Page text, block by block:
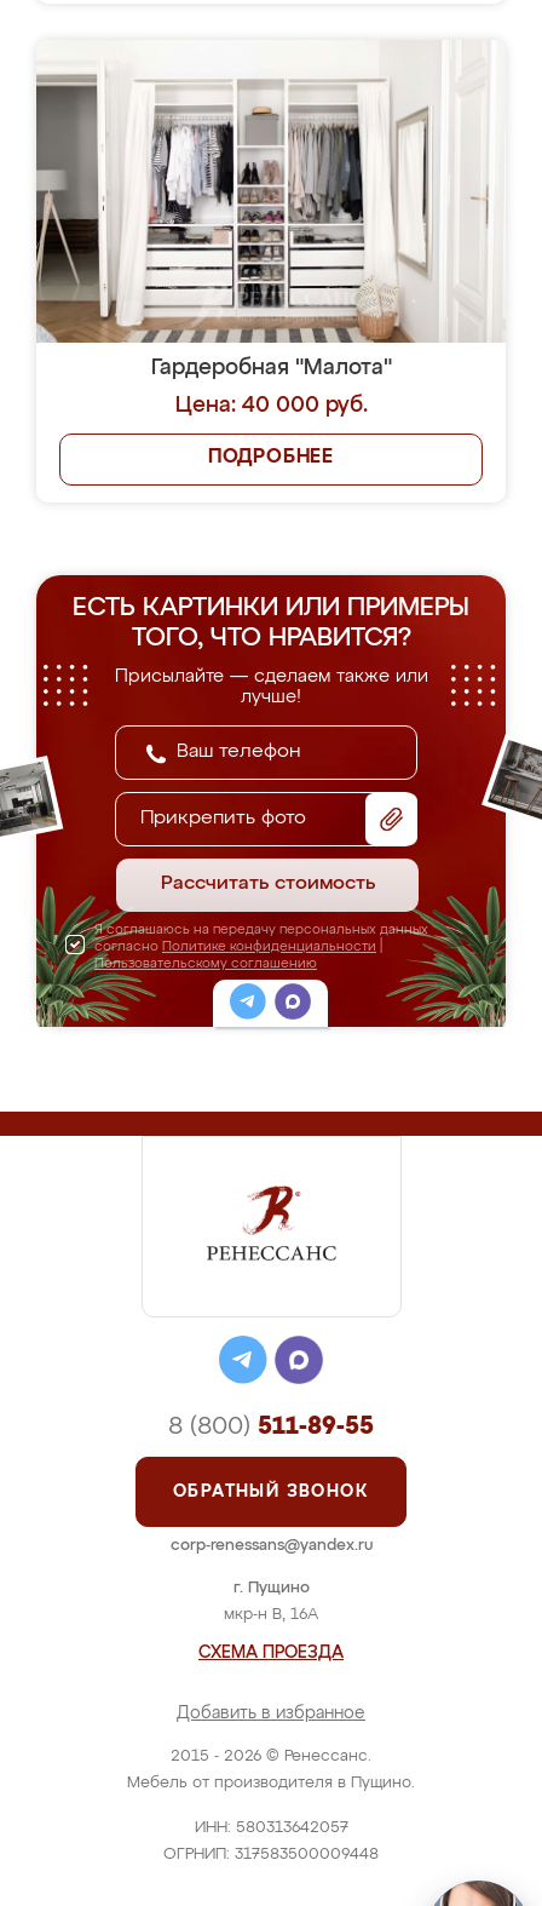
Гардеробная "Малота"
Цена: 40 000 руб.
ПОДРОБНЕЕ
ЕСТЬ КАРТИНКИ ИЛИ ПРИМЕРЫ
ТОГО, ЧТО НРАВИТСЯ?
Присылайте — сделаем также или
лучше!
Прикрепить фото
Рассчитать стоимость
Я соглашаюсь на передачу персональных данных
согласно Политике конфиденциальности
Пользовательскому соглашению
2015 - 2026 © Ренессанс.
Мебель от производителя в Пущино.
ИНН: 580313642057
ОГРНИП: 317583500009448
г. Пущино
мкр-н В, 16А
СХЕМА ПРОЕЗДА
Добавить в избранное
8 (800) 511-89-55
ОБРАТНЫЙ ЗВОНОК
corp-renessans@yandex.ru